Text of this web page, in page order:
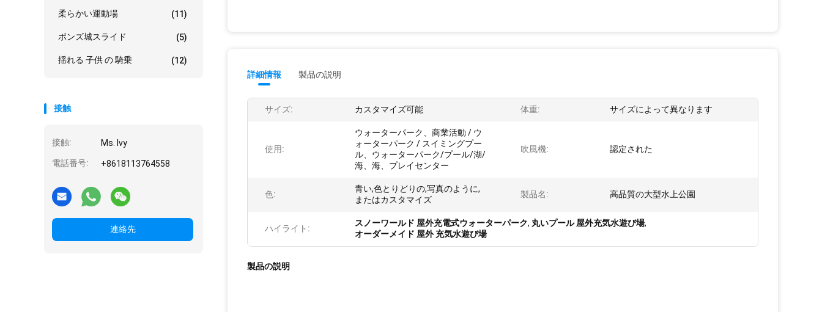
柔らかい運動場 (11)
ボンズ城スライド (5)
揺れる 子供 の 騎乗 (12)
接触
接触: Ms. Ivy
電話番号: +8618113764558
連絡先
詳細情報 製品の説明
サイズ: カスタマイズ可能 体重: サイズによって異なります
使用:
ウォーターパーク、商業活動 / ウ
ォーターパーク / スイミングプー
ル、ウォーターパーク/プール/湖/
海、海、プレイセンター
吹風機: 認定された
色:
青い,色とりどりの,写真のように,
またはカスタマイズ
製品名: 高品質の大型水上公園
ハイライト:
スノーワールド 屋外充電式ウォーターパーク, 丸いプール 屋外充気水遊び場,
オーダーメイド 屋外 充気水遊び場
製品の説明